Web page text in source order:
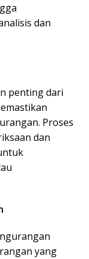
dan
penting dari
Proses
dan
yang